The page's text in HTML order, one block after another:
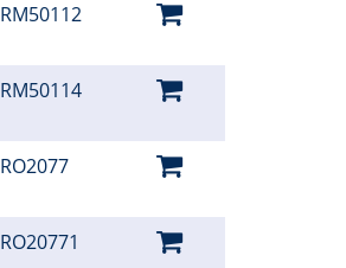
RM50112
RM50114
RO2077
RO20771